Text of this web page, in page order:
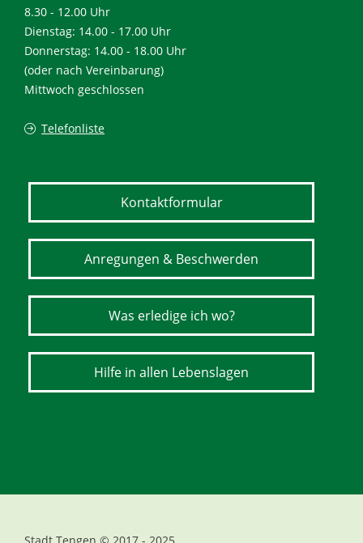
8.30 - 12.00 Uhr
Dienstag: 14.00 - 17.00 Uhr
Donnerstag: 14.00 - 18.00 Uhr
(oder nach Vereinbarung)
Mittwoch geschlossen
Telefonliste
Kontaktformular
Anregungen & Beschwerden
Was erledige ich wo?
Hilfe in allen Lebenslagen